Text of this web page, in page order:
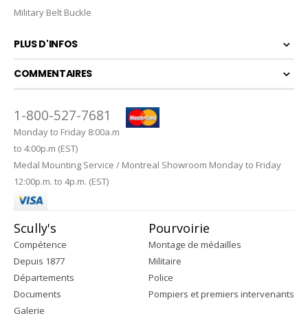
Military Belt Buckle
PLUS D'INFOS
COMMENTAIRES
1-800-527-7681
Monday to Friday 8:00a.m
to 4:00p.m (EST)
Medal Mounting Service / Montreal Showroom Monday to Friday
12:00p.m. to 4p.m. (EST)
Scully's
Compétence
Depuis 1877
Départements
Documents
Galerie
Pourvoirie
Montage de médailles
Militaire
Police
Pompiers et premiers intervenants